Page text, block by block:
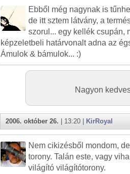
Ebből még nagynak is
de itt sztem látvány, a
szorul... egy kellék csupán,
képzeletbeli határvonalt adna az
Ámulok & bámulok... :)
Nagyon
2006. október 26. | 13:20 | KirRoyal
Nem cikizésből mondom,
torony. Talán este, vagy
világító világítótorony.